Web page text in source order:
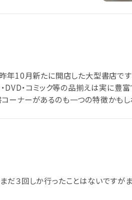
年10月新たに開店した大型書店で
DVD・コミック等の品揃えは実に豊
ーナーがあるのも一つの特徴かもし
だ３回しか行ったことはないですが